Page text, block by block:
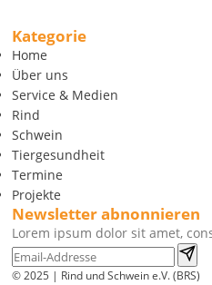
Kategorie
Home
Über uns
Service & Medien
Rind
Schwein
Tiergesundheit
Termine
Projekte
Newsletter abnonnieren
Lorem ipsum dolor sit amet,
© 2025 | Rind und Schwein e.V. (BRS)